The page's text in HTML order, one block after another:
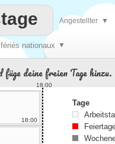
nationaux ▼
Angestellter ▼
deine freien Tage hinzu.
18:00
18:00
Tage